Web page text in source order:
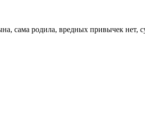
сама родила, вредных привычек нет,